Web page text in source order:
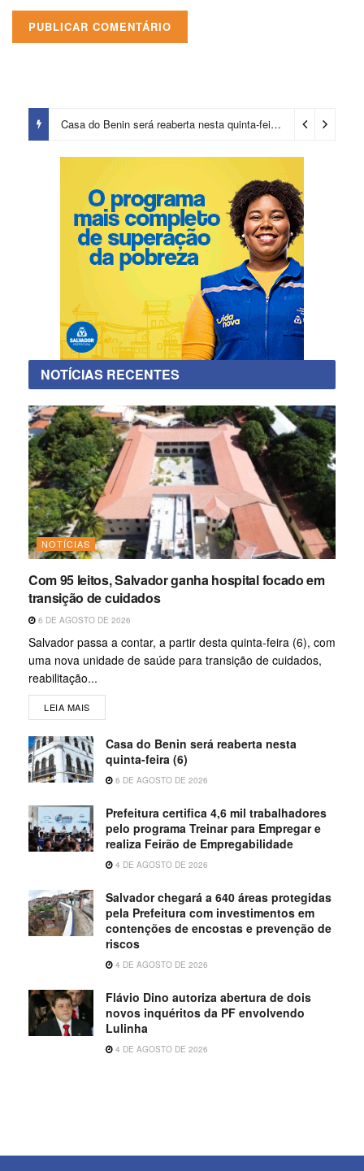
Casa do Benin será reaberta nesta quinta-feira (6) 3 horas ago
NOTÍCIAS RECENTES
NOTÍCIAS
Com 95 leitos, Salvador ganha hospital focado em
transição de cuidados
6 DE AGOSTO DE 2026
Salvador passa a contar, a partir desta quinta-feira (6), com
uma nova unidade de saúde para transição de cuidados,
reabilitação...
LEIA MAIS
Casa do Benin será reaberta nesta
quinta-feira (6)
6 DE AGOSTO DE 2026
Prefeitura certifica 4,6 mil trabalhadores
pelo programa Treinar para Empregar e
realiza Feirão de Empregabilidade
4 DE AGOSTO DE 2026
Salvador chegará a 640 áreas protegidas
pela Prefeitura com investimentos em
contenções de encostas e prevenção de
riscos
4 DE AGOSTO DE 2026
Flávio Dino autoriza abertura de dois
novos inquéritos da PF envolvendo
Lulinha
4 DE AGOSTO DE 2026